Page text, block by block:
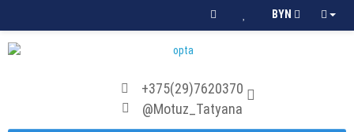
BYN
+375(29)7620370
@Motuz_Tatyana